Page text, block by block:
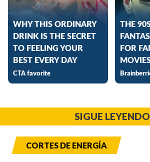
SIGUE LEYENDO
CORTES DE ENERGÍA